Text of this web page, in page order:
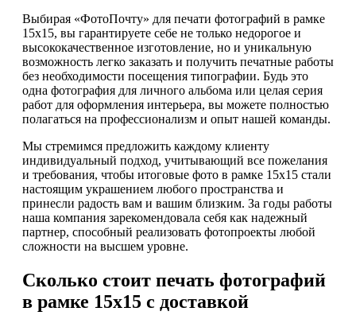
Выбирая «ФотоПочту» для печати фотографий в рамке
15х15, вы гарантируете себе не только недорогое и
высококачественное изготовление, но и уникальную
возможность легко заказать и получить печатные работы
без необходимости посещения типографии. Будь это
одна фотография для личного альбома или целая серия
работ для оформления интерьера, вы можете полностью
полагаться на профессионализм и опыт нашей команды.
Мы стремимся предложить каждому клиенту
индивидуальный подход, учитывающий все пожелания
и требования, чтобы итоговые фото в рамке 15х15 стали
настоящим украшением любого пространства и
принесли радость вам и вашим близким. За годы работы
наша компания зарекомендовала себя как надежный
партнер, способный реализовать фотопроекты любой
сложности на высшем уровне.
Сколько стоит печать фотографий
в рамке 15х15 с доставкой